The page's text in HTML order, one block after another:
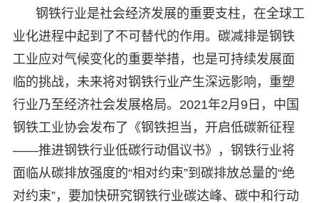
钢铁行业是社会经济发展的重要支柱，在全球工
业化进程中起到了不可替代的作用。碳减排是钢铁
工业应对气候变化的重要举措，也是可持续发展面
临的挑战，未来将对钢铁行业产生深远影响，重塑
行业乃至经济社会发展格局。2021年2月9日，中国
钢铁工业协会发布了《钢铁担当，开启低碳新征程
——推进钢铁行业低碳行动倡议书》，钢铁行业将
面临从碳排放强度的“相对约束”到碳排放总量的“绝
对约束”，要加快研究钢铁行业碳达峰、碳中和行动